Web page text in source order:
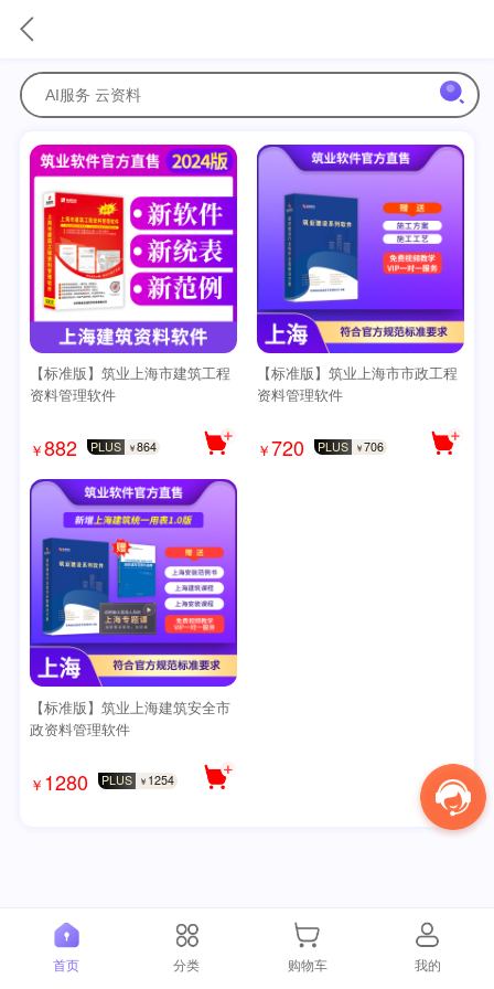
【标准版】筑业上海市建筑工程
资料管理软件
￥882 PLUS ￥864
【标准版】筑业上海市市政工程
资料管理软件
￥720 PLUS ￥706
【标准版】筑业上海建筑安全市
政资料管理软件
￥ 1280 PLUS ￥ 1254
首页 分类 购物车 我的